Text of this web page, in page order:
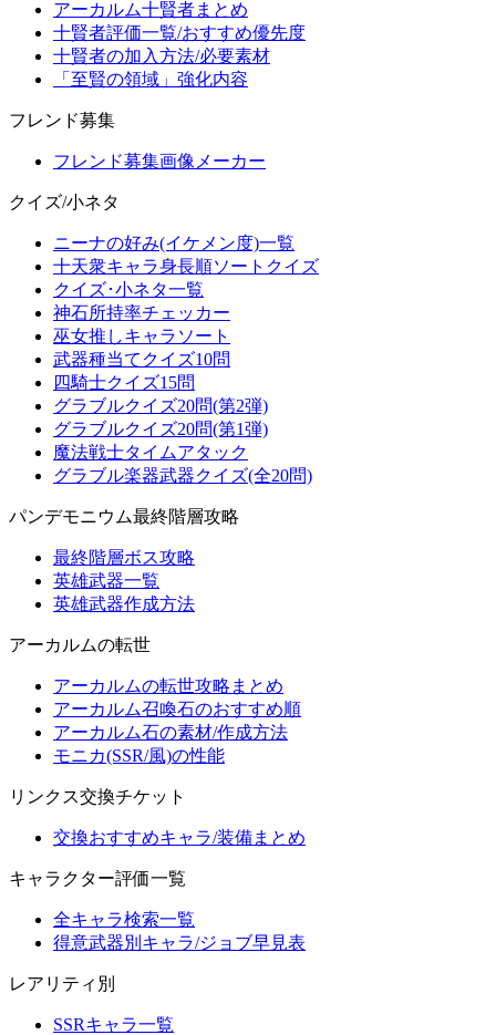
アーカルム十賢者まとめ
十賢者評価一覧/おすすめ優先度
十賢者の加入方法/必要素材
「至賢の領域」強化内容
フレンド募集
フレンド募集画像メーカー
クイズ/小ネタ
ニーナの好み(イケメン度)一覧
十天衆キャラ身長順ソートクイズ
クイズ･小ネタ一覧
神石所持率チェッカー
巫女推しキャラソート
武器種当てクイズ10問
四騎士クイズ15問
グラブルクイズ20問(第2弾)
グラブルクイズ20問(第1弾)
魔法戦士タイムアタック
グラブル楽器武器クイズ(全20問)
パンデモニウム最終階層攻略
最終階層ボス攻略
英雄武器一覧
英雄武器作成方法
アーカルムの転世
アーカルムの転世攻略まとめ
アーカルム召喚石のおすすめ順
アーカルム石の素材/作成方法
モニカ(SSR/風)の性能
リンクス交換チケット
交換おすすめキャラ/装備まとめ
キャラクター評価一覧
全キャラ検索一覧
得意武器別キャラ/ジョブ早見表
レアリティ別
SSRキャラ一覧